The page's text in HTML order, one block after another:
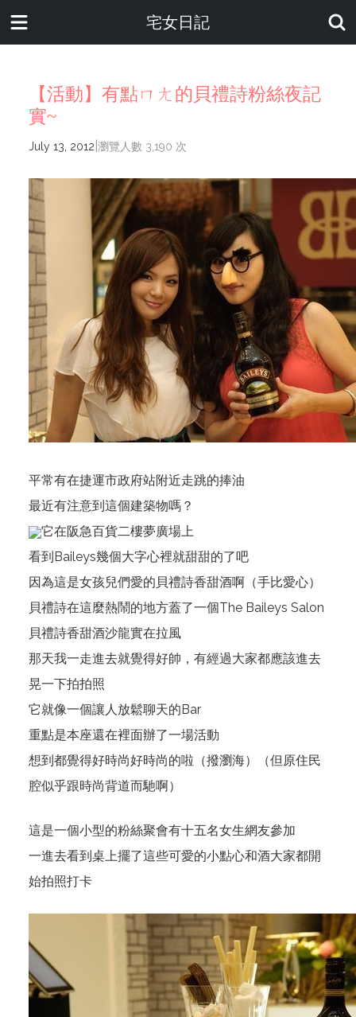
宅女日記
【活動】有點ㄇㄤ的貝禮詩粉絲夜記
實~
July 13, 2012 瀏覽人數 3,190 次
平常有在捷運市政府站附近走跳的捧油
最近有注意到這個建築物嗎？
它在阪急百貨二樓夢廣場上
看到Baileys幾個大字心裡就甜甜的了吧
因為這是女孩兒們愛的貝禮詩香甜酒啊（手比愛心）
貝禮詩在這麼熱鬧的地方蓋了一個The Baileys Salon
貝禮詩香甜酒沙龍實在拉風
那天我一走進去就覺得好帥，有經過大家都應該進去
晃一下拍拍照
它就像一個讓人放鬆聊天的Bar
重點是本座還在裡面辦了一場活動
想到都覺得好時尚好時尚的啦（撥瀏海）（但原住民
腔似乎跟時尚背道而馳啊）
這是一個小型的粉絲聚會有十五名女生網友參加
一進去看到桌上擺了這些可愛的小點心和酒大家都開
始拍照打卡